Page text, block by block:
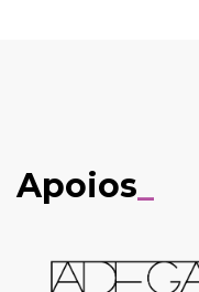
Apoios_